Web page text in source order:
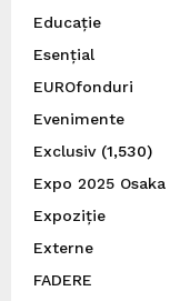
Educație
Esențial
EUROfonduri
Evenimente
Exclusiv(1,530)
Expo 2025 Osaka
Expoziție
Externe
FADERE